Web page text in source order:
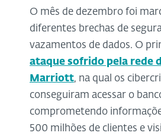
O mês de dezembro foi
diferentes brechas de
vazamentos de dados. O
ataque sofrido pela rede
Marriott, na qual os
conseguiram acessar o
comprometendo
500 milhões de clientes e